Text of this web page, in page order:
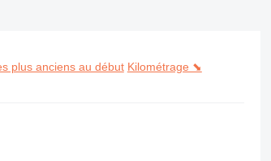
plus anciens au début Kilométrage ⬊